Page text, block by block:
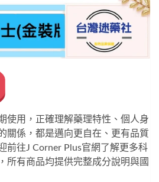
使用，正確理解藥理特性、個人身
關係，都是邁向更自在、更有品質
前往J Corner Plus官網了解更多科
所有商品均提供完整成分說明與國